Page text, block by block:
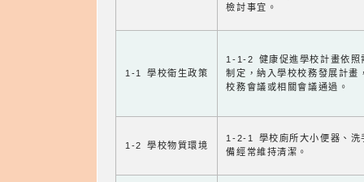
檢討事宜。
1-1 學校衛生政策
1-1-2 健康促進學校計畫依照
制定，納入學校校務發展計畫
校務會議或相關會議通過。
1-2 學校物質環境
1-2-1 學校廁所大小便器、洗
備經常維持清潔。